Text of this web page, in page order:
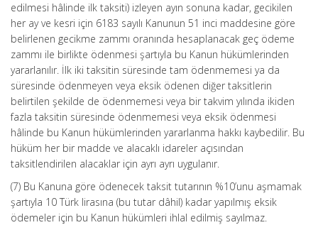
edilmesi hâlinde ilk taksiti) izleyen ayın sonuna kadar, gecikilen
her ay ve kesri için 6183 sayılı Kanunun 51 inci maddesine göre
belirlenen gecikme zammı oranında hesaplanacak geç ödeme
zammı ile birlikte ödenmesi şartıyla bu Kanun hükümlerinden
yararlanılır. İlk iki taksitin süresinde tam ödenmemesi ya da
süresinde ödenmeyen veya eksik ödenen diğer taksitlerin
belirtilen şekilde de ödenmemesi veya bir takvim yılında ikiden
fazla taksitin süresinde ödenmemesi veya eksik ödenmesi
hâlinde bu Kanun hükümlerinden yararlanma hakkı kaybedilir. Bu
hüküm her bir madde ve alacaklı idareler açısından
taksitlendirilen alacaklar için ayrı ayrı uygulanır.
(7) Bu Kanuna göre ödenecek taksit tutarının %10’unu aşmamak
şartıyla 10 Türk lirasına (bu tutar dâhil) kadar yapılmış eksik
ödemeler için bu Kanun hükümleri ihlal edilmiş sayılmaz.